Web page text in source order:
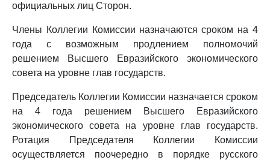
официальных лиц Сторон.
Члены Коллегии Комиссии назначаются сроком на 4
года с возможным продлением полномочий
решением Высшего Евразийского экономического
совета на уровне глав государств.
Председатель Коллегии Комиссии назначается сроком
на 4 года решением Высшего Евразийского
экономического совета на уровне глав государств.
Ротация Председателя Коллегии Комиссии
осуществляется поочередно в порядке русского